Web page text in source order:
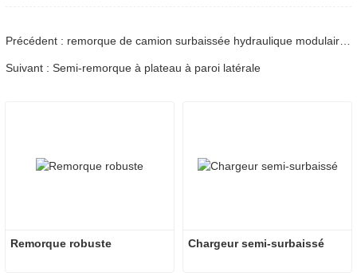
Précédent : remorque de camion surbaissée hydraulique modulaire multi-essieux à 12 axes robuste avec col de cygne électrique
Suivant : Semi-remorque à plateau à paroi latérale
Remorque robuste Chargeur semi-surbaissé